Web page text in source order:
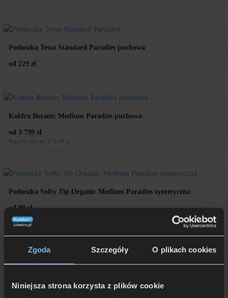
Zgoda Szczegóły O plikach cookies
Niniejsza strona korzysta z plików cookie
Poduszka Tessa Standard Paradies puchowa
od 229 zł
Kołdra Botanic Medium Paradies puchowa
od 3 799 zł
Rata 0% już od: 379,90 zł
Poduszka Softy Tip Organic Medium Paradies syntetyczna
od 99 zł
Rata 0% już od: 229,90 zł